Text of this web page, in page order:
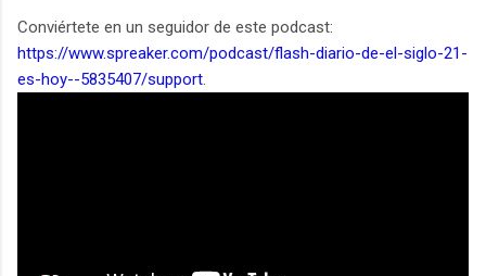
Conviértete en un seguidor de este podcast:
https://www.spreaker.com/podcast/flash-diario-de-el-siglo-21-
es-hoy--5835407/support.